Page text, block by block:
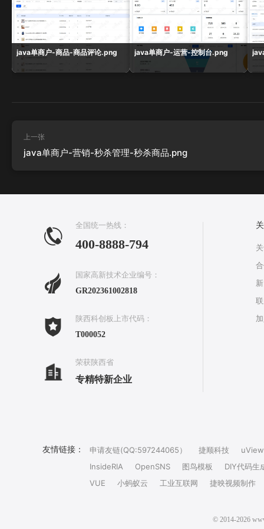
java单商户-商品-商品评论.png java单商户-运营-控制台.png
上一张
java单商户-营销-秒杀管理-秒杀商品.png
全国统一热线：
400-8888-794
国家高新技术企业编号：
GR202361002818
陕西科创板上市代码：
T000052
荣获陕西省
专精特新企业
友情链接： 申请友链(QQ:597244065） 捷顺科技
uView
InsideRIA
OpenSNS 图鸟模板
DIY代码生
VUE
小蚂蚁云 工业互联网 捷映视频制作
© 2014-2026